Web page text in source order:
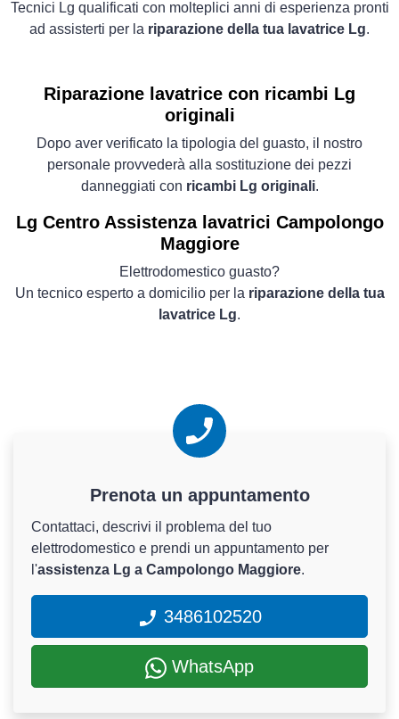
Tecnici Lg qualificati con molteplici anni di esperienza pronti
ad assisterti per la riparazione della tua lavatrice Lg.
Riparazione lavatrice con ricambi Lg
originali
Dopo aver verificato la tipologia del guasto, il nostro
personale provvederà alla sostituzione dei pezzi
danneggiati con ricambi Lg originali.
Lg Centro Assistenza lavatrici Campolongo
Maggiore
Elettrodomestico guasto?
Un tecnico esperto a domicilio per la riparazione della tua
lavatrice Lg.
Prenota un appuntamento
Contattaci, descrivi il problema del tuo
elettrodomestico e prendi un appuntamento per
l'assistenza Lg a Campolongo Maggiore.
3486102520
WhatsApp